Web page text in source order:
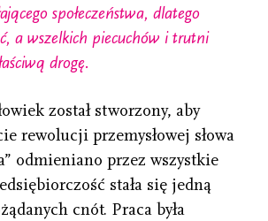
społeczeństwa, dlatego
a wszelkich piecuchów i trutni
drogę.
został stworzony, aby
rewolucji przemysłowej słowa
odmieniano przez wszystkie
stała się jedną
cnót. Praca była